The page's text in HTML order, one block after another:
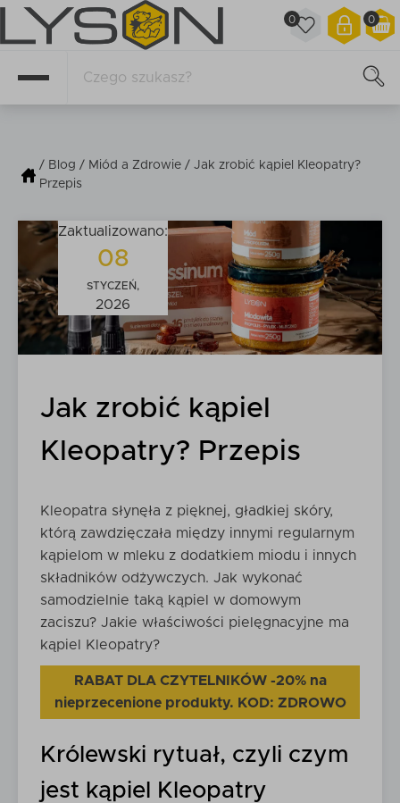
0
0
/ Blog / Miód a Zdrowie / Jak zrobić kąpiel Kleopatry?
Przepis
Zaktualizowano:
08
STYCZEŃ,
2026
Jak zrobić kąpiel
Kleopatry? Przepis
Kleopatra słynęła z pięknej, gładkiej skóry,
którą zawdzięczała między innymi regularnym
kąpielom w mleku z dodatkiem miodu i innych
składników odżywczych. Jak wykonać
samodzielnie taką kąpiel w domowym
zaciszu? Jakie właściwości pielęgnacyjne ma
kąpiel Kleopatry?
RABAT DLA CZYTELNIKÓW -20% na
nieprzecenione produkty. KOD: ZDROWO
Królewski rytuał, czyli czym
jest kąpiel Kleopatry